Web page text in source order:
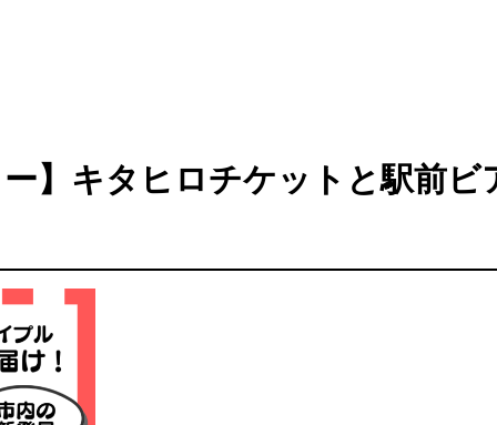
】キタヒロチケットと駅前ビ